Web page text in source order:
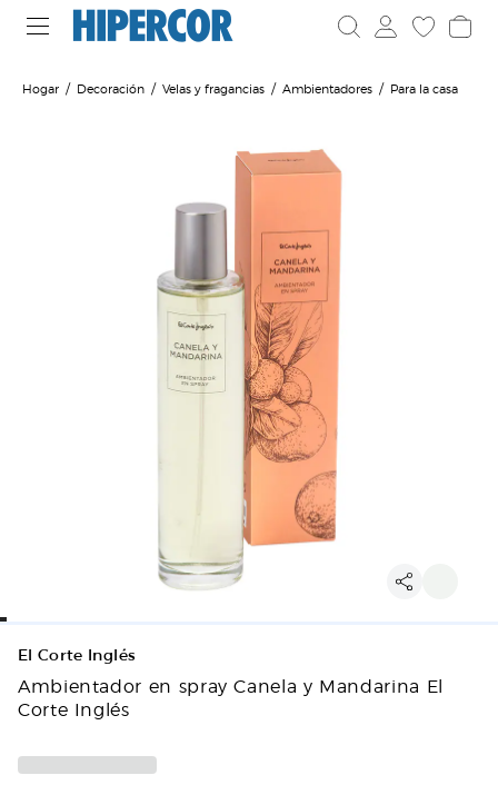
Hogar Decoración Velas y fragancias Ambientadores Para la casa
El Corte Inglés
Ambientador en spray Canela y Mandarina El
Corte Inglés